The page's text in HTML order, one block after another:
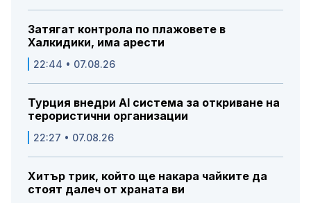
Затягат контрола по плажовете в
Халкидики, има арести
22:44 • 07.08.26
Турция внедри AI система за откриване на
терористични организации
22:27 • 07.08.26
Хитър трик, който ще накара чайките да
стоят далеч от храната ви